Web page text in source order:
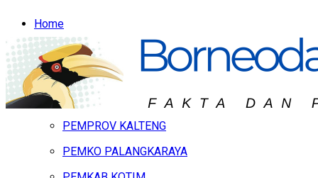
Home
Headline
Hukum & Peristiwa
Kalteng
PEMPROV KALTENG
PEMKO PALANGKARAYA